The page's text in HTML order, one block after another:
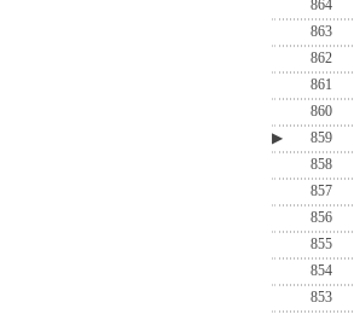
864
863
862
861
860
▶
859
858
857
856
855
854
853